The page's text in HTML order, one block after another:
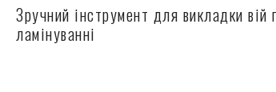
Зручний інструмент для викладки вій
ламінуванні